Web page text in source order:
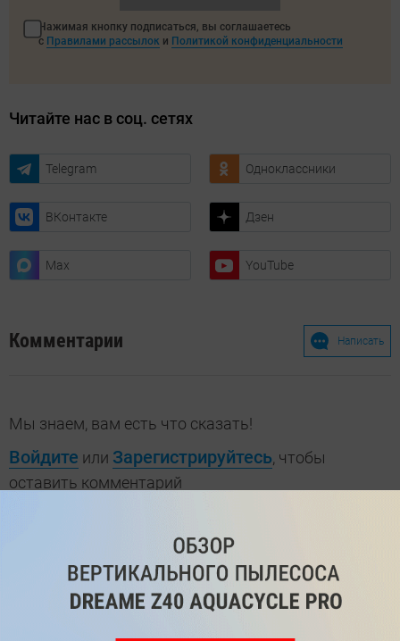
Нажимая кнопку подписаться, вы соглашаетесь
с Правилами рассылок и Политикой конфиденциальности
Читайте нас в соц. сетях
Telegram Одноклассники
ВКонтакте Дзен
Max YouTube
Комментарии Написать
Мы знаем, вам есть что сказать!
Войдите или Зарегистрируйтесь, чтобы
оставить комментарий